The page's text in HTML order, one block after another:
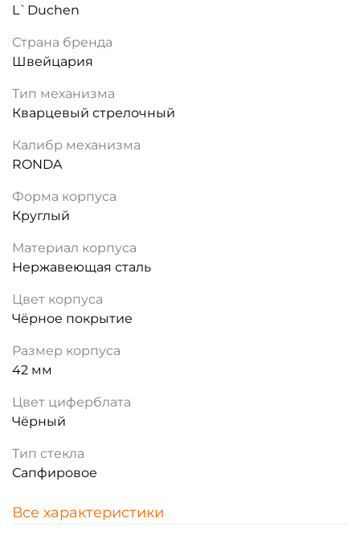
L`Duchen
Страна бренда
Швейцария
Тип механизма
Кварцевый стрелочный
Калибр механизма
RONDA
Форма корпуса
Круглый
Материал корпуса
Нержавеющая сталь
Цвет корпуса
Чёрное покрытие
Размер корпуса
42 мм
Цвет циферблата
Чёрный
Тип стекла
Сапфировое
Все характеристики